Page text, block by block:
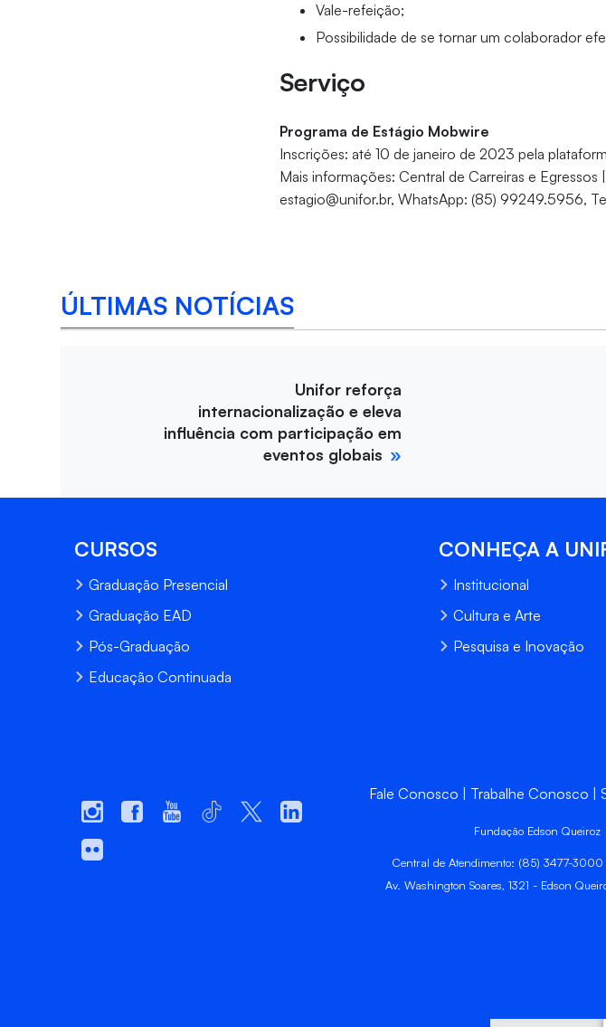
Vale-refeição;
Possibilidade de se tornar um colaborador
Serviço
Programa de Estágio Mobwire
Inscrições: até 10 de janeiro de 2023 pela
Mais informações: Central de Carreiras e
estagio@unifor.br, WhatsApp: (85) 99249.5956,
ÚLTIMAS NOTÍCIAS
Unifor reforça
internacionalização e eleva
influência com participação em
eventos globais
CURSOS
Graduação Presencial
Graduação EAD
Pós-Graduação
Educação Continuada
CONHEÇA A
Institucional
Cultura e Arte
Pesquisa e Inovação
Fale Conosco Trabalhe Conosco
Fundação Edson
Central de Atendimento: (85) 3477-
Av. Washington Soares, 1321 - Edson